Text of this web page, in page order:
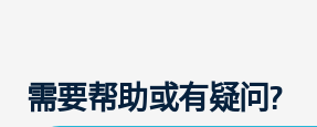
需要帮助或有疑问?